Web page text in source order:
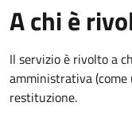
A chi è
Il servizio è rivolto a
amministrativa
restituzione.